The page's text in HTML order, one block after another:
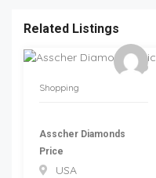
Related Listings
Shopping
Asscher Diamonds
Price
USA